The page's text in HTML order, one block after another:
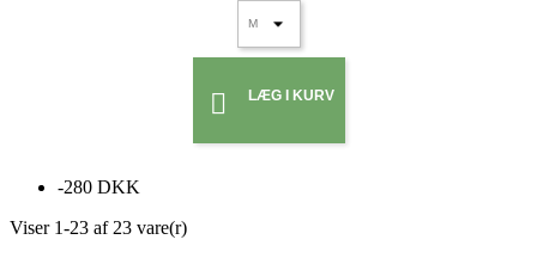
 LÆG I KURV
-280 DKK
Viser 1-23 af 23 vare(r)